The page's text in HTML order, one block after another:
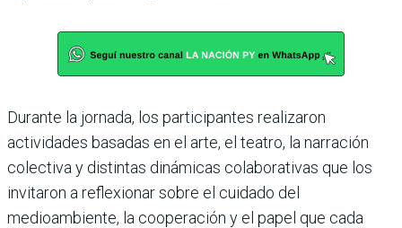
Durante la jornada, los participantes realizaron
actividades basadas en el arte, el teatro, la narración
colectiva y distintas dinámicas colaborativas que los
invitaron a reflexionar sobre el cuidado del
medioambiente, la cooperación y el papel que cada